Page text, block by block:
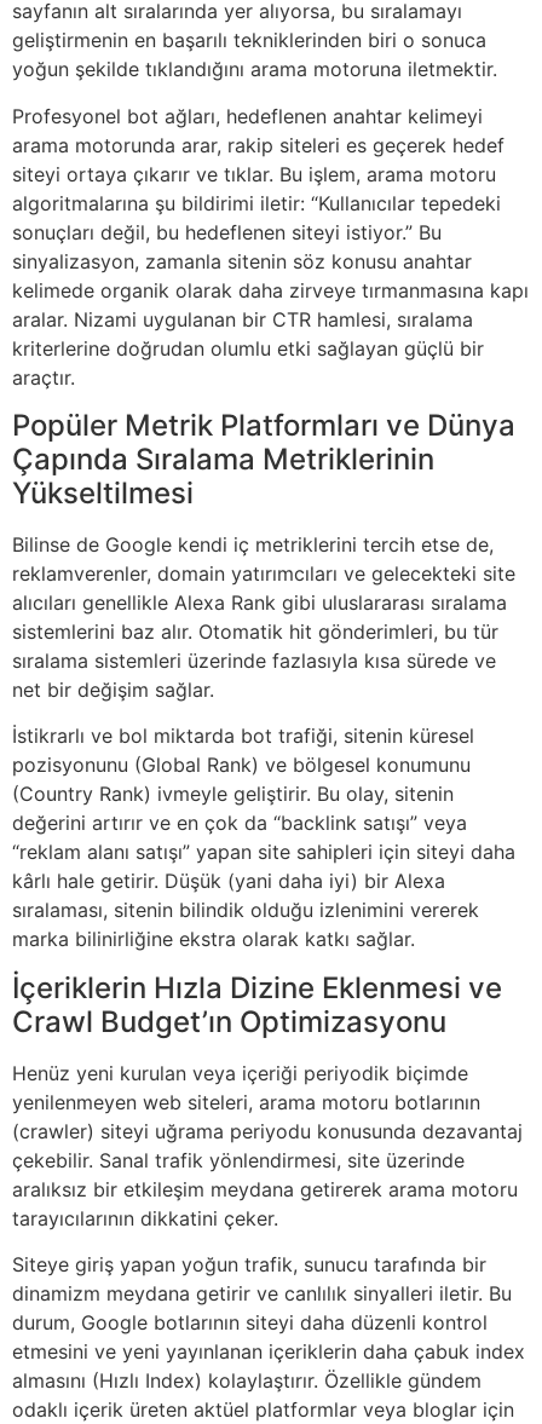
sayfanın alt sıralarında yer alıyorsa, bu sıralamayı
geliştirmenin en başarılı tekniklerinden biri o sonuca
yoğun şekilde tıklandığını arama motoruna iletmektir.
Profesyonel bot ağları, hedeflenen anahtar kelimeyi
arama motorunda arar, rakip siteleri es geçerek hedef
siteyi ortaya çıkarır ve tıklar. Bu işlem, arama motoru
algoritmalarına şu bildirimi iletir: “Kullanıcılar tepedeki
sonuçları değil, bu hedeflenen siteyi istiyor.” Bu
sinyalizasyon, zamanla sitenin söz konusu anahtar
kelimede organik olarak daha zirveye tırmanmasına kapı
aralar. Nizami uygulanan bir CTR hamlesi, sıralama
kriterlerine doğrudan olumlu etki sağlayan güçlü bir
araçtır.
Popüler Metrik Platformları ve Dünya
Çapında Sıralama Metriklerinin
Yükseltilmesi
Bilinse de Google kendi iç metriklerini tercih etse de,
reklamverenler, domain yatırımcıları ve gelecekteki site
alıcıları genellikle Alexa Rank gibi uluslararası sıralama
sistemlerini baz alır. Otomatik hit gönderimleri, bu tür
sıralama sistemleri üzerinde fazlasıyla kısa sürede ve
net bir değişim sağlar.
İstikrarlı ve bol miktarda bot trafiği, sitenin küresel
pozisyonunu (Global Rank) ve bölgesel konumunu
(Country Rank) ivmeyle geliştirir. Bu olay, sitenin
değerini artırır ve en çok da “backlink satışı” veya
“reklam alanı satışı” yapan site sahipleri için siteyi daha
kârlı hale getirir. Düşük (yani daha iyi) bir Alexa
sıralaması, sitenin bilindik olduğu izlenimini vererek
marka bilinirliğine ekstra olarak katkı sağlar.
İçeriklerin Hızla Dizine Eklenmesi ve
Crawl Budget’ın Optimizasyonu
Henüz yeni kurulan veya içeriği periyodik biçimde
yenilenmeyen web siteleri, arama motoru botlarının
(crawler) siteyi uğrama periyodu konusunda dezavantaj
çekebilir. Sanal trafik yönlendirmesi, site üzerinde
aralıksız bir etkileşim meydana getirerek arama motoru
tarayıcılarının dikkatini çeker.
Siteye giriş yapan yoğun trafik, sunucu tarafında bir
dinamizm meydana getirir ve canlılık sinyalleri iletir. Bu
durum, Google botlarının siteyi daha düzenli kontrol
etmesini ve yeni yayınlanan içeriklerin daha çabuk index
almasını (Hızlı Index) kolaylaştırır. Özellikle gündem
odaklı içerik üreten aktüel platformlar veya bloglar için